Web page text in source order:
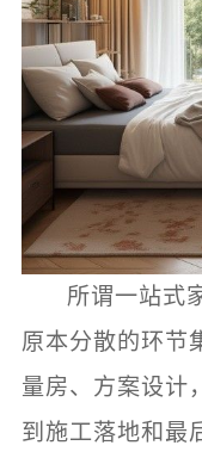
所谓一站式
原本分散的环节
量房、方案设计
到施工落地和最